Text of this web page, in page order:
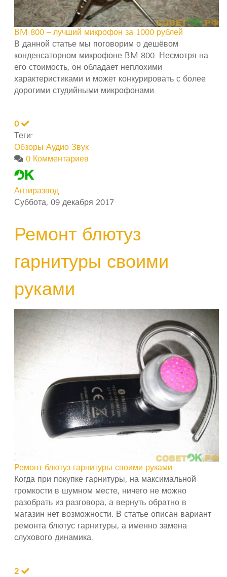
BM 800 – лучший микрофон за 1000 рублей
В данной статье мы поговорим о дешёвом
конденсаторном микрофоне BM 800. Несмотря на
его стоимость, он обладает неплохими
характеристиками и может конкурировать с более
дорогими студийными микрофонами.
0
Теги:
Обзоры Аудио Звук
0 Комментариев
Антиразвод
Суббота, 09 декабря 2017
Ремонт блютуз
гарнитуры своими
руками
Ремонт блютуз гарнитуры своими руками
Когда при покупке гарнитуры, на максимальной
громкости в шумном месте, ничего не можно
разобрать из разговора, а вернуть обратно в
магазин нет возможности. В статье описан вариант
ремонта блютус гарнитуры, а именно замена
слухового динамика.
2